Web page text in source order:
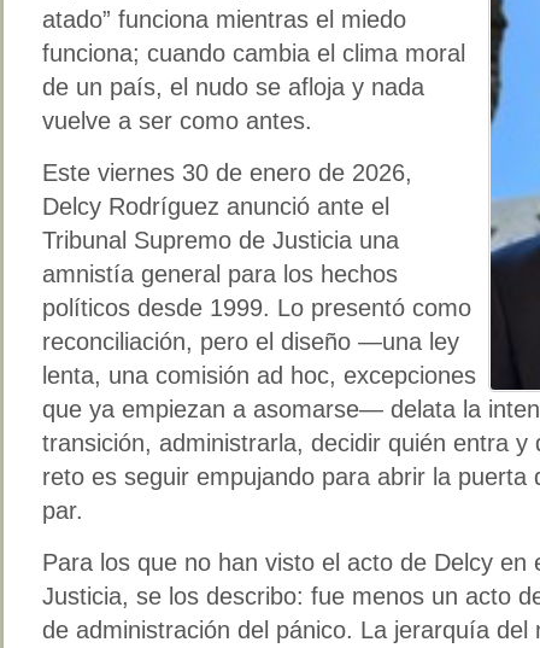
atado” funciona mientras el miedo
funciona; cuando cambia el clima moral
de un país, el nudo se afloja y nada
vuelve a ser como antes.
Este viernes 30 de enero de 2026,
Delcy Rodríguez anunció ante el
Tribunal Supremo de Justicia una
amnistía general para los hechos
políticos desde 1999. Lo presentó como
reconciliación, pero el diseño —una ley
lenta, una comisión ad hoc, excepciones
que ya empiezan a asomarse— delata la
transición, administrarla, decidir quién entra
reto es seguir empujando para abrir la puerta
par.
Para los que no han visto el acto de Delcy en
Justicia, se los describo: fue menos un acto
de administración del pánico. La jerarquía del